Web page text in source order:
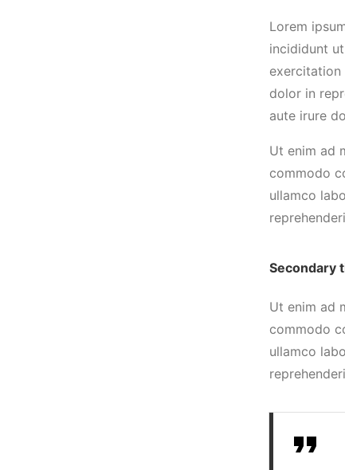
Lorem
incididunt
exercitation
dolor in
aute irure
Ut enim ad
commodo
ullamco
Secondary
Ut enim ad
commodo
ullamco